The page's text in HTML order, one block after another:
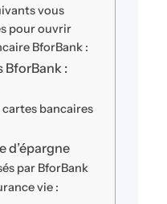
vous
pour ouvrir
BforBank :
BforBank :
bancaires
d’épargne
par BforBank
vie :